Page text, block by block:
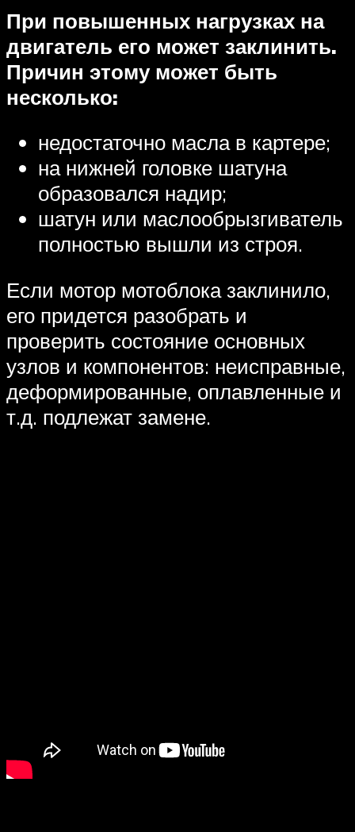
При повышенных нагрузках на
двигатель его может заклинить.
Причин этому может быть
несколько:
недостаточно масла в картере;
на нижней головке шатуна
образовался надир;
шатун или маслообрызгиватель
полностью вышли из строя.
Если мотор мотоблока заклинило,
его придется разобрать и
проверить состояние основных
узлов и компонентов: неисправные,
деформированные, оплавленные и
т.д. подлежат замене.